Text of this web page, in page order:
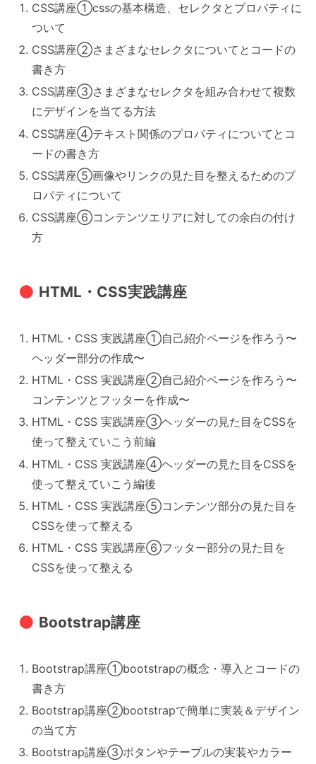
CSS講座①cssの基本構造、セレクタとプロパティに
ついて
CSS講座②さまざまなセレクタについてとコードの
書き方
CSS講座③さまざまなセレクタを組み合わせて複数
にデザインを当てる方法
CSS講座④テキスト関係のプロパティについてとコ
ードの書き方
CSS講座⑤画像やリンクの見た目を整えるためのプ
ロパティについて
CSS講座⑥コンテンツエリアに対しての余白の付け
方
HTML・CSS実践講座
HTML・CSS 実践講座①自己紹介ページを作ろう〜
ヘッダー部分の作成〜
HTML・CSS 実践講座②自己紹介ページを作ろう〜
コンテンツとフッターを作成〜
HTML・CSS 実践講座③ヘッダーの見た目をCSSを
使って整えていこう前編
HTML・CSS 実践講座④ヘッダーの見た目をCSSを
使って整えていこう編後
HTML・CSS 実践講座⑤コンテンツ部分の見た目を
CSSを使って整える
HTML・CSS 実践講座⑥フッター部分の見た目を
CSSを使って整える
Bootstrap講座
Bootstrap講座①bootstrapの概念・導入とコードの
書き方
Bootstrap講座②bootstrapで簡単に実装＆デザイン
の当て方
Bootstrap講座③ボタンやテーブルの実装やカラー